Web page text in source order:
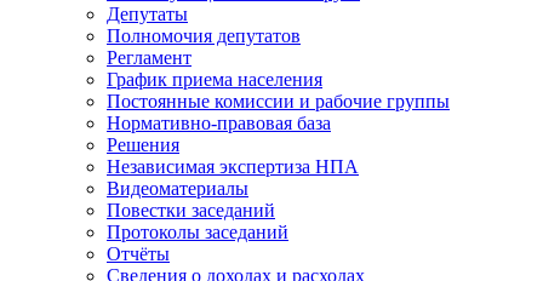
Депутаты
Полномочия депутатов
Регламент
График приема населения
Постоянные комиссии и рабочие группы
Нормативно-правовая база
Решения
Независимая экспертиза НПА
Видеоматериалы
Повестки заседаний
Протоколы заседаний
Отчёты
Сведения о доходах и расходах